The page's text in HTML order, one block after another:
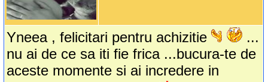
Yneea , felicitari pentru achizitie
...
nu ai de ce sa iti fie frica ...bucura-te de
aceste momente si ai incredere in